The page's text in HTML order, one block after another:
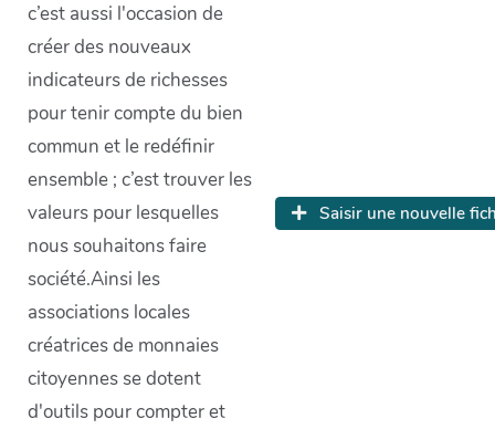
c’est aussi l'occasion de
créer des nouveaux
indicateurs de richesses
pour tenir compte du bien
commun et le redéfinir
ensemble ; c’est trouver les
valeurs pour lesquelles
nous souhaitons faire
société.Ainsi les
associations locales
créatrices de monnaies
citoyennes se dotent
d'outils pour compter et
Saisir une nouvelle